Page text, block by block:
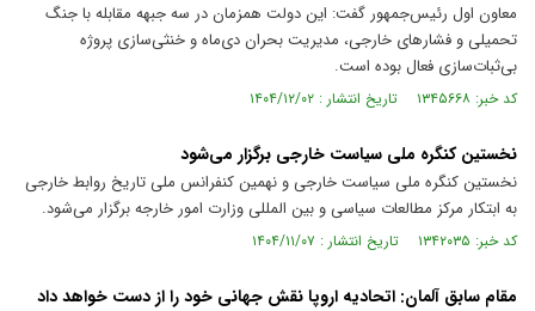
معاون اول رئیس‌جمهور گفت: این دولت همزمان در سه جبهه مقابله با جنگ
تحمیلی و فشار‌های خارجی، مدیریت بحران دی‌ماه و خنثی‌سازی پروژه
بی‌ثبات‌سازی فعال بوده است.
کد خبر: ۱۳۴۵۶۶۸ تاریخ انتشار : ۱۴۰۴/۱۲/۰۲
نخستین کنگره ملی سیاست خارجی برگزار می‌شود
نخستین کنگره ملی سیاست خارجی و نهمین کنفرانس ملی تاریخ روابط خارجی
به ابتکار مرکز مطالعات سیاسی و بین المللی وزارت امور خارجه برگزار می‌شود.
کد خبر: ۱۳۴۲۰۳۵ تاریخ انتشار : ۱۴۰۴/۱۱/۰۷
مقام سابق آلمان: اتحادیه اروپا نقش جهانی خود را از دست خواهد داد